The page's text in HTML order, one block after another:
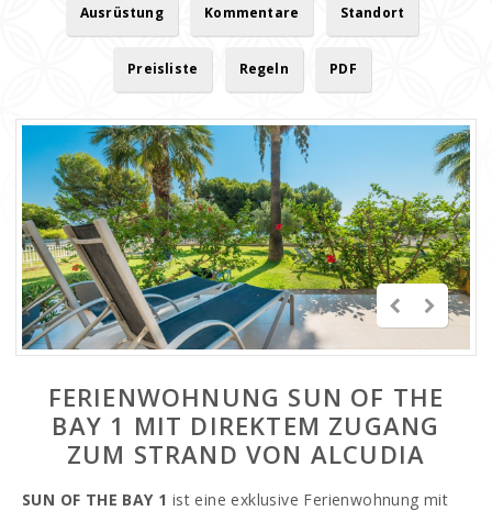
Ausrüstung Kommentare Standort
Preisliste Regeln PDF
FERIENWOHNUNG SUN OF THE
BAY 1 MIT DIREKTEM ZUGANG
ZUM STRAND VON ALCUDIA
SUN OF THE BAY 1 ist eine exklusive Ferienwohnung mit